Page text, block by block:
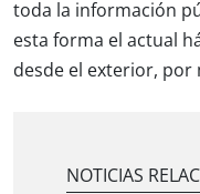
toda la información
esta forma el actual
desde el exterior, por
NOTICIAS